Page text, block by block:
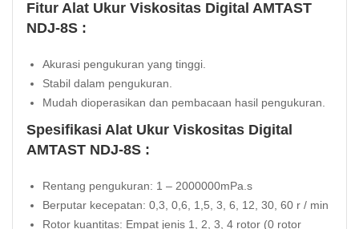
Fitur Alat Ukur Viskositas Digital AMTAST
NDJ-8S :
Akurasi pengukuran yang tinggi.
Stabil dalam pengukuran.
Mudah dioperasikan dan pembacaan hasil pengukuran.
Spesifikasi Alat Ukur Viskositas Digital
AMTAST NDJ-8S :
Rentang pengukuran: 1 – 2000000mPa.s
Berputar kecepatan: 0,3, 0,6, 1,5, 3, 6, 12, 30, 60 r / min
Rotor kuantitas: Empat jenis 1, 2, 3, 4 rotor (0 rotor